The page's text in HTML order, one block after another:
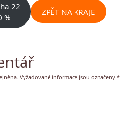
22
%
ZPĚT NA KRAJE
Vyžadované informace jsou označeny *